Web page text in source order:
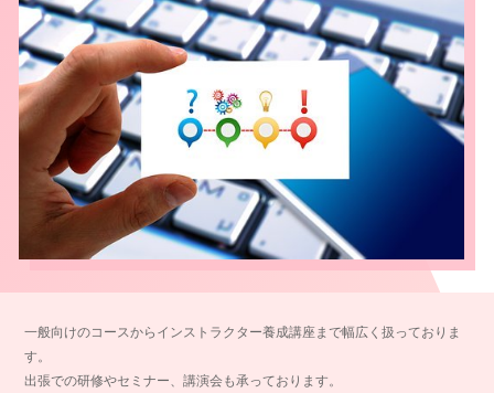
一般向けのコースからインストラクター養成講座まで幅広く扱っておりま
す。
出張での研修やセミナー、講演会も承っております。